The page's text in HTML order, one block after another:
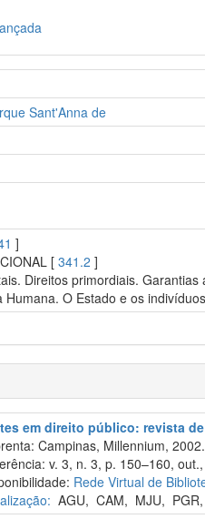
Sant'Anna de
]
[341.2 ]
Direitos primordiais.
Humana. O Estado e os
em direito público: revista
Campinas, Millennium, 2002.
v. 3, n. 3, p. 150–160,
Rede Virtual de
AGU,CAM, MJU, PGR